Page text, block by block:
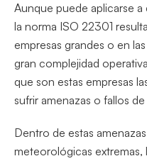
Aunque puede aplicarse
la norma ISO 22301
empresas grandes o en
gran complejidad
que son estas empresas
sufrir amenazas o fallos
Dentro de estas
meteorológicas extremas,